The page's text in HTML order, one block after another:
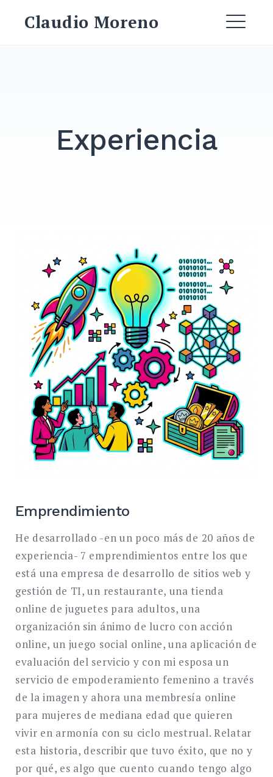
Claudio Moreno
Buscar:
BUSCAR
Experiencia
Emprendimiento
He desarrollado -en un poco más de 20 años de
experiencia- 7 emprendimientos entre los que
está una empresa de desarrollo de sitios web y
gestión de TI, un restaurante, una tienda
online de juguetes para adultos, una
organización sin ánimo de lucro con acción
online, un juego social online, una aplicación de
evaluación del servicio y con mi esposa un
servicio de empoderamiento femenino a través
de la imagen y ahora una membresía online
para mujeres de mediana edad que quieren
vivir en armonía con su ciclo mestrual. Relatar
esta historia, describir que tuvo éxito, que no y
por qué, es algo que cuento cuando tengo algo